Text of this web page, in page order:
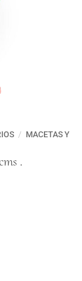
/ MACETAS Y
.